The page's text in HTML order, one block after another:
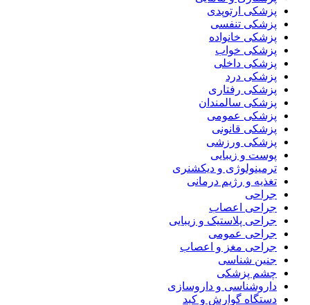
پزشکی ارتوپدی
پزشکی تنفسی
پزشکی خانواده
پزشکی خواب
پزشکی داخلی
پزشکی درد
پزشکی رفتاری
پزشکی سالمندان
پزشکی عمومی
پزشکی قانونی
پزشکی ورزشی
پوست و زیبایی
ترمینولوژی و دیکشنری
تغذیه و رژیم درمانی
جراحی
جراحی اعصاب
جراحی پلاستیک و زیبایی
جراحی عمومی
جراحی مغز و اعصاب
جنین شناسی
چشم پزشکی
داروشناسی و داروسازی
دستگاه گوارش و کبد